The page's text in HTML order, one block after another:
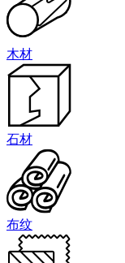
木材
石材
布纹